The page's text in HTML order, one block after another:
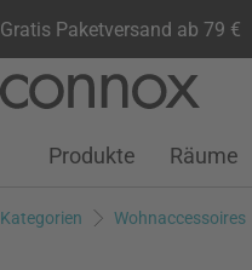
Gratis Paketversand ab 79 €
Kundenkonto
Wunschliste
Warenkorb
Produkte Räume
Kategorien Wohnaccessoires